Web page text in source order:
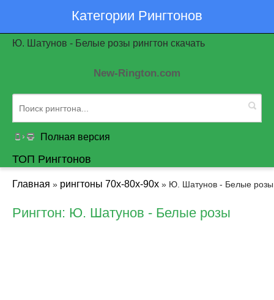
Категории Рингтонов
Ю. Шатунов - Белые розы рингтон скачать
New-Rington.com
Полная версия
ТОП Рингтонов
Главная » рингтоны 70х-80х-90х » Ю. Шатунов - Белые розы
Рингтон: Ю. Шатунов - Белые розы